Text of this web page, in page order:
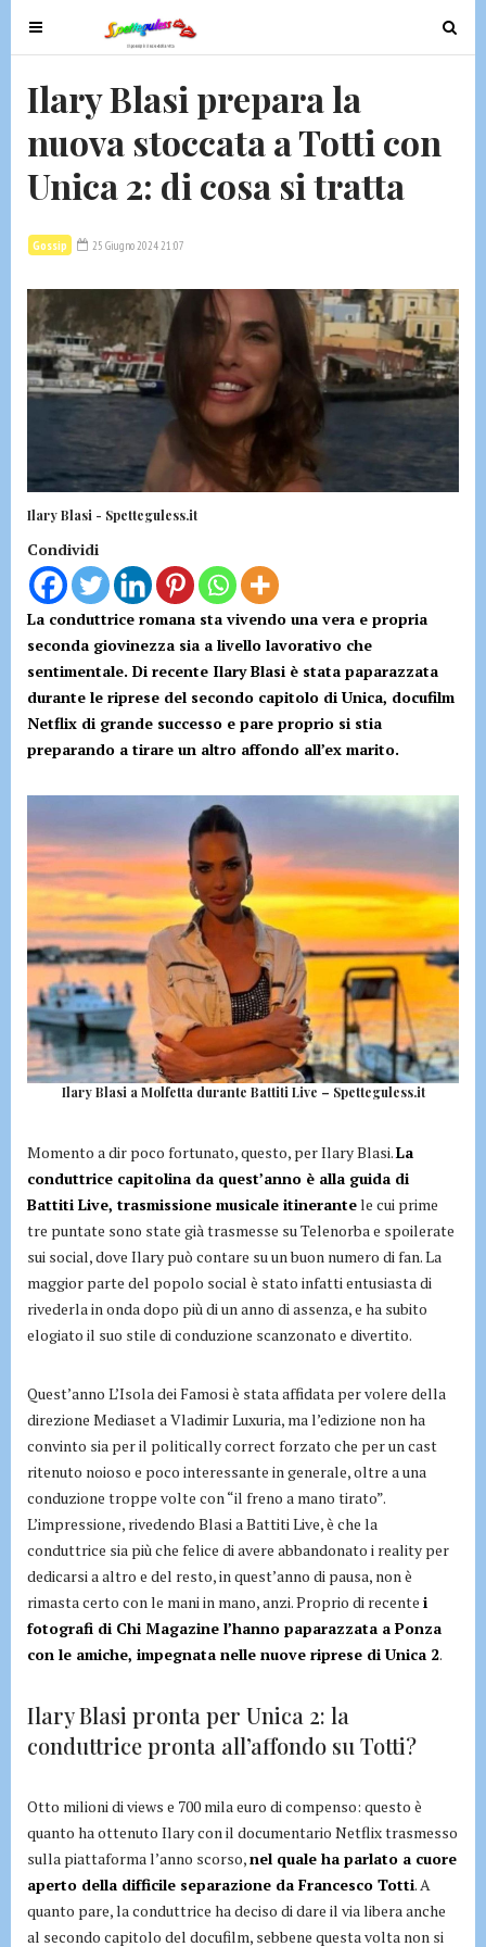
T
o
e
n
v
i
g
a
t
i
o
T
o
g
t
i
o
Ilary Blasi prepara la
nuova stoccata a Totti con
Unica 2: di cosa si tratta
Gossip 25 Giugno 2024 21:07
Ilary Blasi - Spetteguless.it
Condividi
La conduttrice romana sta vivendo una vera e propria
seconda giovinezza sia a livello lavorativo che
sentimentale. Di recente Ilary Blasi è stata paparazzata
durante le riprese del secondo capitolo di Unica, docufilm
Netflix di grande successo e pare proprio si stia
preparando a tirare un altro affondo all’ex marito.
Ilary Blasi a Molfetta durante Battiti Live – Spetteguless.it
Momento a dir poco fortunato, questo, per Ilary Blasi.La
conduttrice capitolina da quest’anno è alla guida di
Battiti Live, trasmissione musicale itinerantele cui prime
tre puntate sono state già trasmesse su Telenorba e spoilerate
sui social, dove Ilary può contare su un buon numero di fan. La
maggior parte del popolo social è stato infatti entusiasta di
rivederla in onda dopo più di un anno di assenza, e ha subito
elogiato il suo stile di conduzione scanzonato e divertito.
Quest’anno L’Isola dei Famosi è stata affidata per volere della
direzione Mediaset a Vladimir Luxuria, ma l’edizione non ha
convinto sia per il politically correct forzato che per un cast
ritenuto noioso e poco interessante in generale, oltre a una
conduzione troppe volte con “il freno a mano tirato”.
L’impressione, rivedendo Blasi a Battiti Live, è che la
conduttrice sia più che felice di avere abbandonato i reality per
dedicarsi a altro e del resto, in quest’anno di pausa, non è
rimasta certo con le mani in mano, anzi. Proprio di recente i
fotografi di Chi Magazine l’hanno paparazzata a Ponza
con le amiche, impegnata nelle nuove riprese di Unica 2.
Ilary Blasi pronta per Unica 2: la
conduttrice pronta all’affondo su Totti?
Otto milioni di views e 700 mila euro di compenso: questo è
quanto ha ottenuto Ilary con il documentario Netflix trasmesso
sulla piattaforma l’anno scorso,nel quale ha parlato a cuore
aperto della difficile separazione da Francesco Totti. A
quanto pare, la conduttrice ha deciso di dare il via libera anche
al secondo capitolo del docufilm, sebbene questa volta non si